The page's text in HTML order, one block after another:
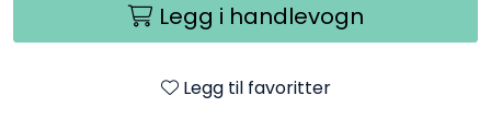
Legg i handlevogn
Legg til favoritter